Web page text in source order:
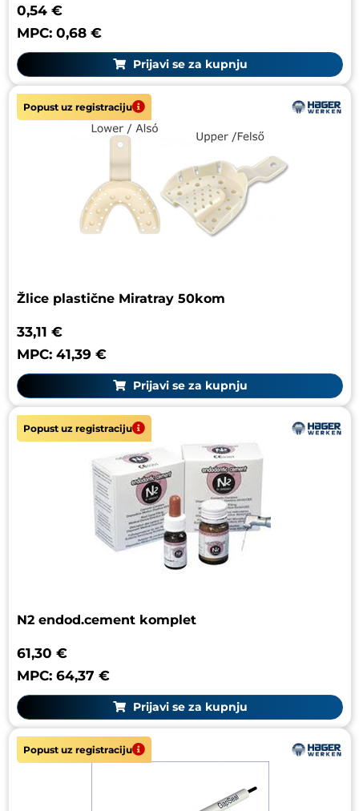
0,54 €
MPC: 0,68 €
Prijavi se za kupnju
Popust uz registraciju
Žlice plastične Miratray 50kom
33,11 €
MPC: 41,39 €
Prijavi se za kupnju
Popust uz registraciju
N2 endod.cement komplet
61,30 €
MPC: 64,37 €
Prijavi se za kupnju
Popust uz registraciju